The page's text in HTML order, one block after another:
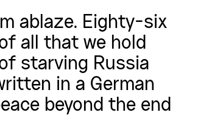
ablaze. Eighty-six
all that we hold
starving Russia
in a German
beyond the end